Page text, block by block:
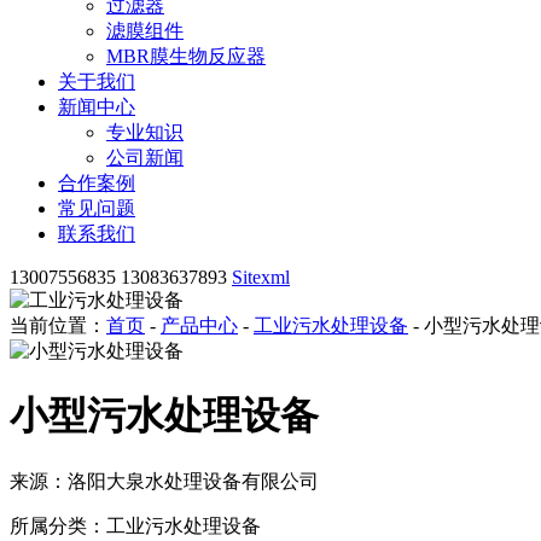
过滤器
滤膜组件
MBR膜生物反应器
关于我们
新闻中心
专业知识
公司新闻
合作案例
常见问题
联系我们
13007556835 13083637893 Sitexml
当前位置： 首页 - 产品中心 - 工业污水处理设备 - 小型污水处
小型污水处理设备
来源：洛阳大泉水处理设备有限公司
所属分类：工业污水处理设备